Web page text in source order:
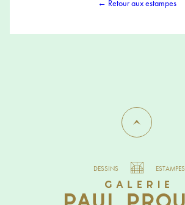
← Retour aux estampes
DESSINS ESTAMPES